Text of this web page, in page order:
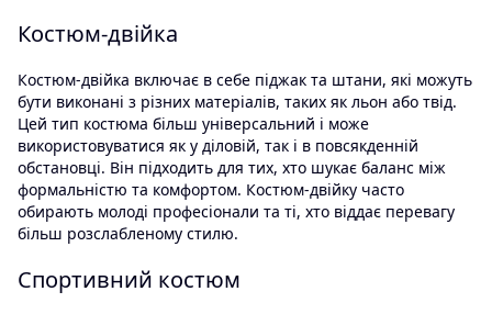
Костюм-двійка
Костюм-двійка включає в себе піджак та штани, які можуть
бути виконані з різних матеріалів, таких як льон або твід.
Цей тип костюма більш універсальний і може
використовуватися як у діловій, так і в повсякденній
обстановці. Він підходить для тих, хто шукає баланс між
формальністю та комфортом. Костюм-двійку часто
обирають молоді професіонали та ті, хто віддає перевагу
більш розслабленому стилю.
Спортивний костюм